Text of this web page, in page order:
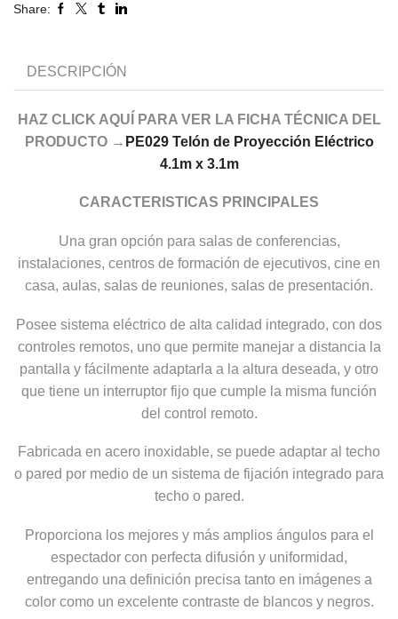
Share:
DESCRIPCIÓN
HAZ CLICK AQUÍ PARA VER LA FICHA TÉCNICA DEL
PRODUCTO → PE029 Telón de Proyección Eléctrico
4.1m x 3.1m
CARACTERISTICAS PRINCIPALES
Una gran opción para salas de conferencias,
instalaciones, centros de formación de ejecutivos, cine en
casa, aulas, salas de reuniones, salas de presentación.
Posee sistema eléctrico de alta calidad integrado, con dos
controles remotos, uno que permite manejar a distancia la
pantalla y fácilmente adaptarla a la altura deseada, y otro
que tiene un interruptor fijo que cumple la misma función
del control remoto.
Fabricada en acero inoxidable, se puede adaptar al techo
o pared por medio de un sistema de fijación integrado para
techo o pared.
Proporciona los mejores y más amplios ángulos para el
espectador con perfecta difusión y uniformidad,
entregando una definición precisa tanto en imágenes a
color como un excelente contraste de blancos y negros.